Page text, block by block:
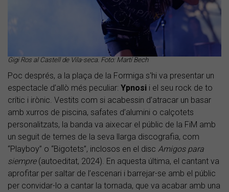
Gigi Ros al Castell de Vila-seca. Foto: Martí Bech
Poc després, a la plaça de la Formiga s'hi va presentar un
espectacle d’allò més peculiar: Ypnosi i el seu rock de to
crític i irònic. Vestits com si acabessin d’atracar un basar
amb xurros de piscina, safates d’alumini o calçotets
personalitzats, la banda va aixecar el públic de la FiM amb
un seguit de temes de la seva llarga discografia, com
“Playboy” o “Bigotets”, inclosos en el disc Amigos para
siempre(autoeditat, 2024). En aquesta última, el cantant va
aprofitar per saltar de l’escenari i barrejar-se amb el públic
per convidar-lo a cantar la tornada, que va acabar amb una